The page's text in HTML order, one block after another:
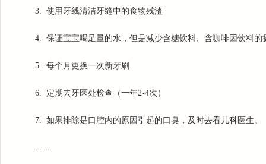
3. 使用牙线清洁牙缝中的食物残渣
4. 保证宝宝喝足量的水，但是减少含糖饮料、含咖啡因饮料的
5. 每个月更换一次新牙刷
6. 定期去牙医处检查（一年2-4次）
7. 如果排除是口腔内的原因引起的口臭，及时去看儿科医生。
……